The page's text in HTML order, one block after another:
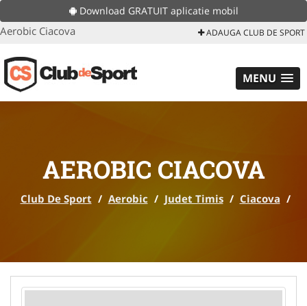
Download GRATUIT aplicatie mobil
Aerobic Ciacova ADAUGA CLUB DE SPORT
MENU
AEROBIC CIACOVA
Club De Sport / Aerobic / Judet Timis / Ciacova /